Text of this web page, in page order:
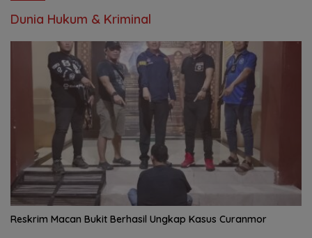
Dunia Hukum & Kriminal
Reskrim Macan Bukit Berhasil Ungkap Kasus Curanmor